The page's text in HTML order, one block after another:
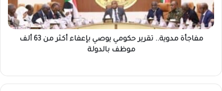
أكثر
من
63
مفاجأة مدوية.. تقرير حكومي يوصي بإعفاء أكثر من 63 ألف
موظف بالدولة